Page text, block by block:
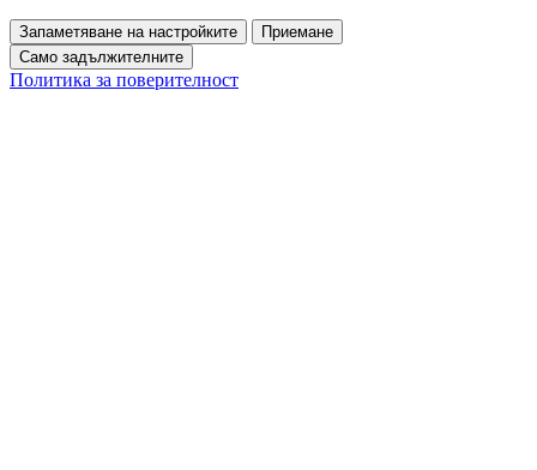
Запаметяване на настройките
Приемане
Само задължителните
Политика за поверителност